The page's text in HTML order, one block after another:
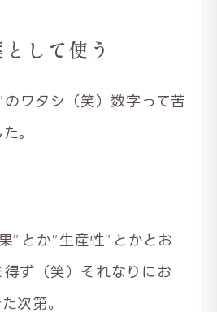
して使う
のワタシ（笑）数字って苦
。
”とか”生産性”とかとお
ず（笑）それなりにお
次第。